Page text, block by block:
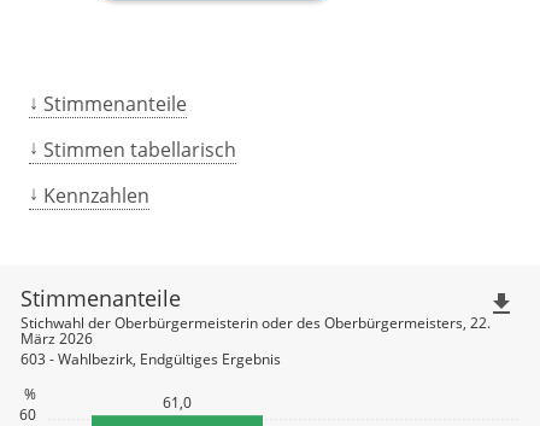
Stimmenanteile
Stimmen tabellarisch
Kennzahlen
60
% 61,0
Stimmenanteile
Stichwahl der Oberbürgermeisterin oder des Oberbürgermeisters, 22.
März 2026
603 - Wahlbezirk, Endgültiges Ergebnis
file_download